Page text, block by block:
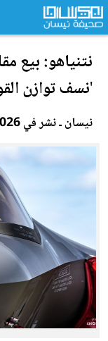
'نسف توازن
نيسان ـ نشر في 2026-07-07 الساعة 21:02